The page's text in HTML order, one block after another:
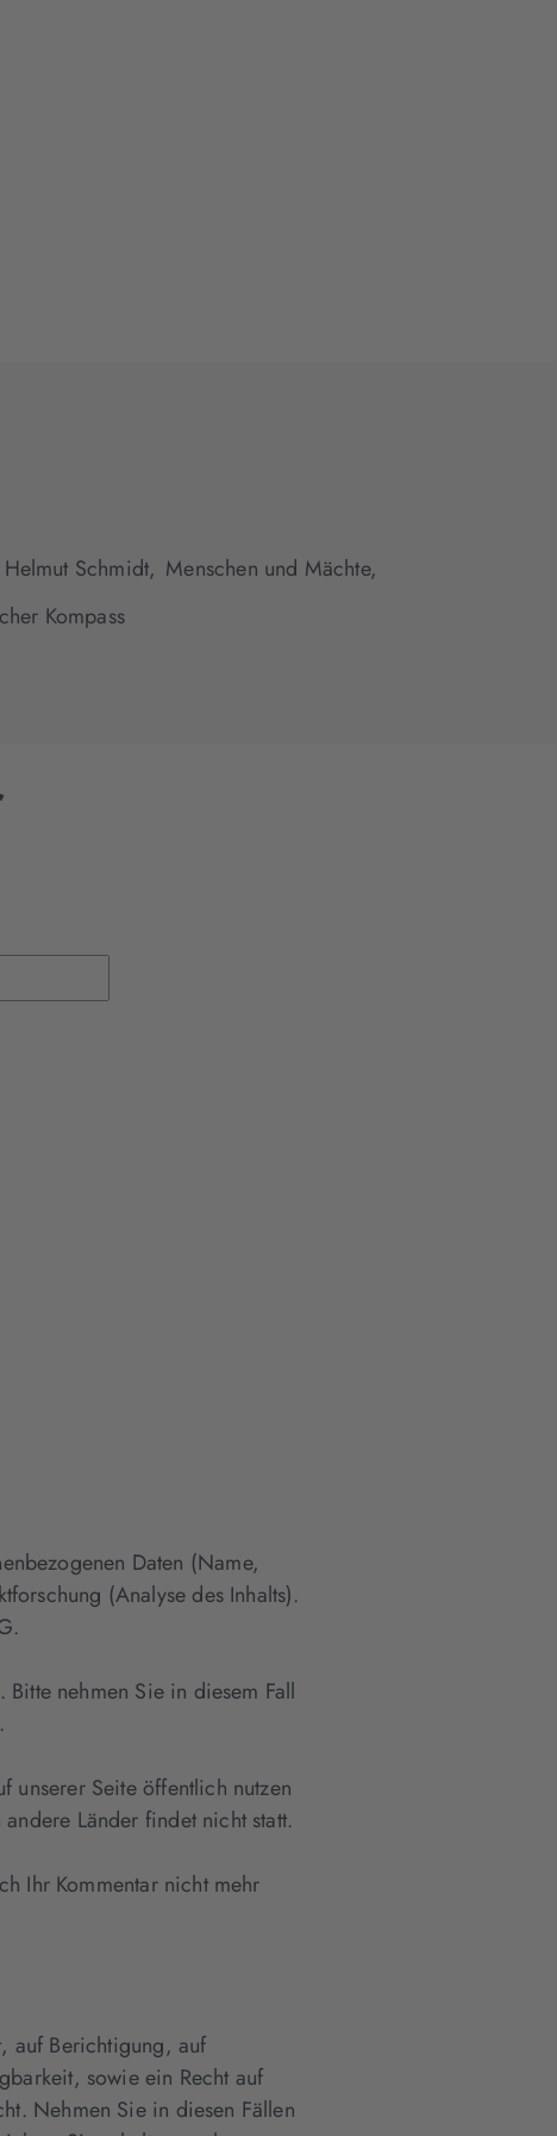
Helmut Schmidt, Menschen und Mächte,
Kompass
Daten (Name,
(Analyse des Inhalts).
nehmen Sie in diesem Fall
unserer Seite öffentlich nutzen
Länder findet nicht statt.
Ihr Kommentar nicht mehr
auf Berichtigung, auf
sowie ein Recht auf
Nehmen Sie in diesen Fällen